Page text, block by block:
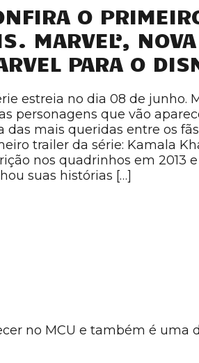
O
MARVEL’,
PARA O
estreia no dia 08 de junho.
personagens que vão
das mais queridas entre os
trailer da série: Kamala
nos quadrinhos em 2013
suas histórias […]
no MCU e também é uma